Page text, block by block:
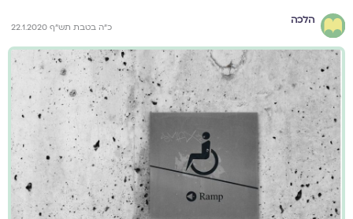
הלכה
כ"ה בטבת תש"ף 22.1.2020